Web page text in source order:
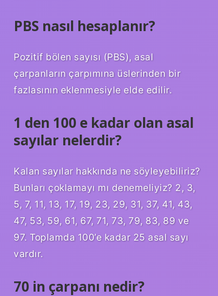
PBS nasıl hesaplanır?
Pozitif bölen sayısı (PBS), asal
çarpanların çarpımına üslerinden bir
fazlasının eklenmesiyle elde edilir.
1 den 100 e kadar olan asal
sayılar nelerdir?
Kalan sayılar hakkında ne söyleyebiliriz?
Bunları çoklamayı mı denemeliyiz? 2, 3,
5, 7, 11, 13, 17, 19, 23, 29, 31, 37, 41, 43,
47, 53, 59, 61, 67, 71, 73, 79, 83, 89 ve
97. Toplamda 100’e kadar 25 asal sayı
vardır.
70 in çarpanı nedir?